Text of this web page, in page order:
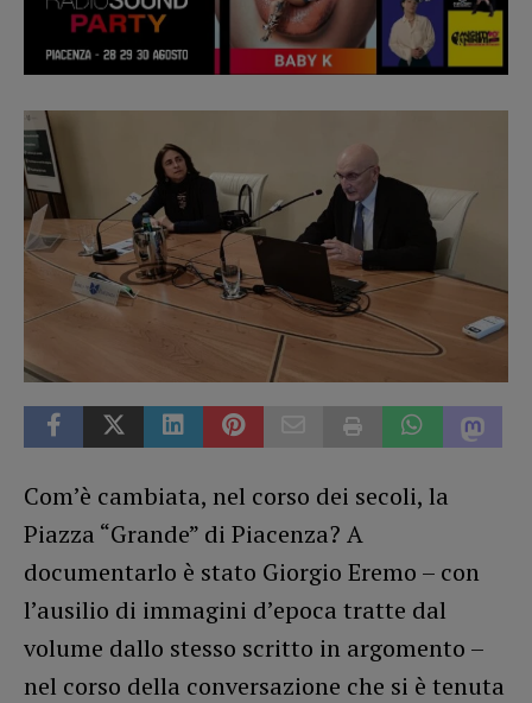
Com’è cambiata, nel corso dei secoli, la
Piazza “Grande” di Piacenza? A
documentarlo è stato Giorgio Eremo – con
l’ausilio di immagini d’epoca tratte dal
volume dallo stesso scritto in argomento –
nel corso della conversazione che si è tenuta